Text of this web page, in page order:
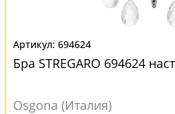
694624
Бра STREGARO 694624
Osgona (Италия)